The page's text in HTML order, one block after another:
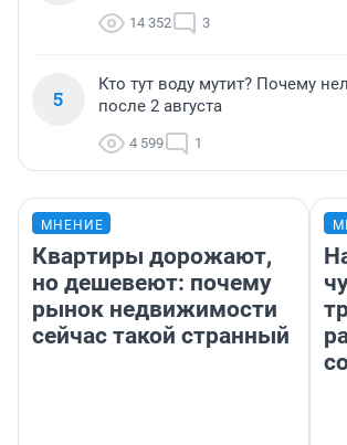
14 352 3
5
Кто тут воду мутит? Почему
после 2 августа
4 599 1
МНЕНИЕ
Квартиры дорожают,
но дешевеют: почему
рынок недвижимости
сейчас такой странный